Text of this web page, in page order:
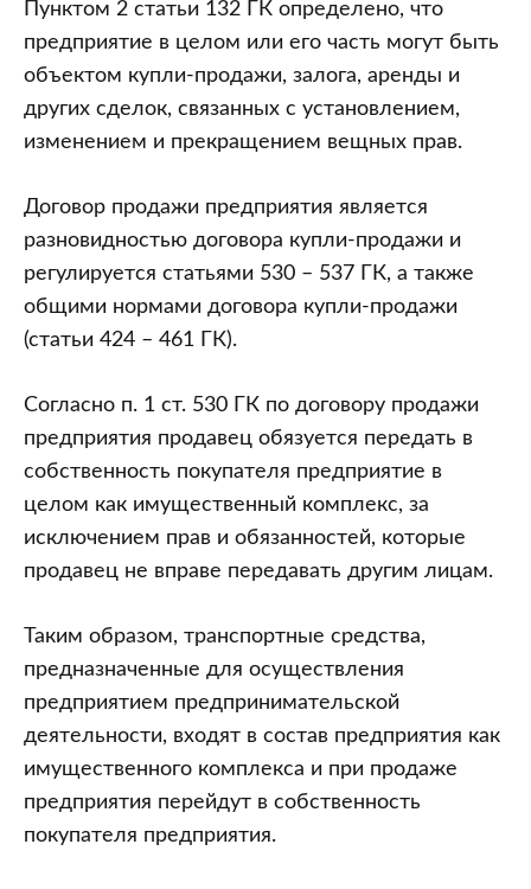
6
“О
стимулировании
предпринимательской
деятельности
территории
средних,
малых
городских
поселений,
местности”?
Перейдет
ли
к
покупателю
право
освобождение
от
таможенных
пошлин
в
дальнейшем?
Пунктом 2 статьи 132 ГК определено, что
предприятие в целом или его часть могут быть
объектом купли-продажи, залога, аренды и
других сделок, связанных с установлением,
изменением и прекращением вещных прав.
Договор продажи предприятия является
разновидностью договора купли-продажи и
регулируется статьями 530 – 537 ГК, а также
общими нормами договора купли-продажи
(статьи 424 – 461 ГК).
Согласно п. 1 ст. 530 ГК по договору продажи
предприятия продавец обязуется передать в
собственность покупателя предприятие в
целом как имущественный комплекс, за
исключением прав и обязанностей, которые
продавец не вправе передавать другим лицам.
Таким образом, транспортные средства,
предназначенные для осуществления
предприятием предпринимательской
деятельности, входят в состав предприятия как
имущественного комплекса и при продаже
предприятия перейдут в собственность
покупателя предприятия.